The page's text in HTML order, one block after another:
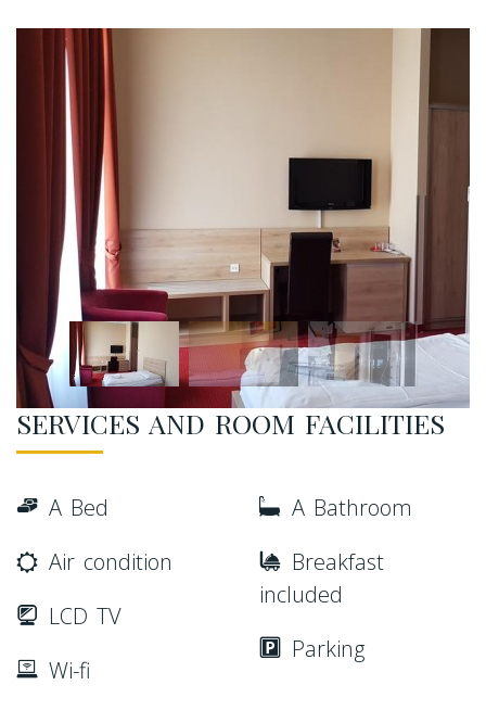
SERVICES AND ROOM FACILITIES
A Bed
Air condition
LCD TV
Wi-fi
A Bathroom
Breakfast
included
Parking